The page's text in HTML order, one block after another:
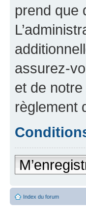
prend que
assurez-
et de
règlement
Index du forum